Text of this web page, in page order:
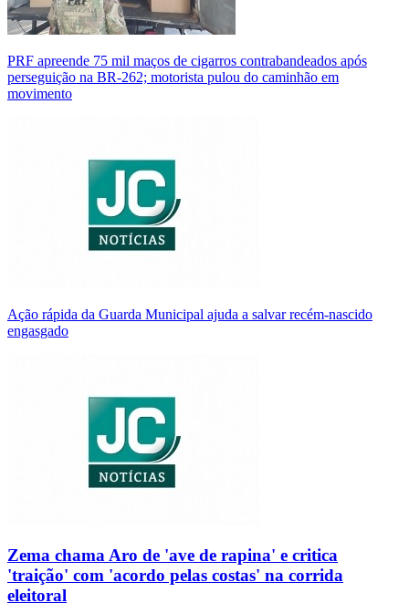
PRF apreende 75 mil maços de cigarros contrabandeados após
perseguição na BR-262; motorista pulou do caminhão em
movimento
Ação rápida da Guarda Municipal ajuda a salvar recém-nascido
engasgado
Zema chama Aro de 'ave de rapina' e critica
'traição' com 'acordo pelas costas' na corrida
eleitoral